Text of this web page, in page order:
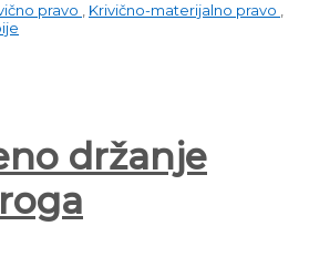
pravo Krivično-materijalno pravo
držanje